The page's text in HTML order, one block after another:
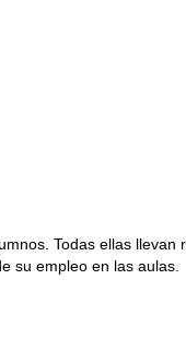
Todas ellas
su empleo en las aulas.